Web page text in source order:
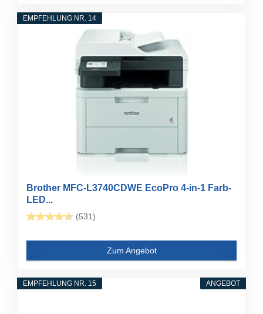
EMPFEHLUNG NR. 14
Brother MFC-L3740CDWE EcoPro 4-in-1 Farb-
LED...
(531)
Zum Angebot
ANGEBOT
EMPFEHLUNG NR. 15